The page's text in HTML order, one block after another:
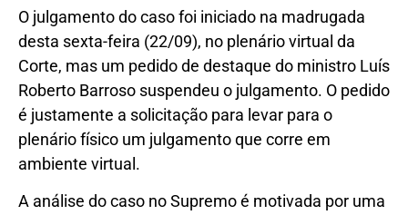
O julgamento do caso foi iniciado na madrugada
desta sexta-feira (22/09), no plenário virtual da
Corte, mas um pedido de destaque do ministro Luís
Roberto Barroso suspendeu o julgamento. O pedido
é justamente a solicitação para levar para o
plenário físico um julgamento que corre em
ambiente virtual.
A análise do caso no Supremo é motivada por uma